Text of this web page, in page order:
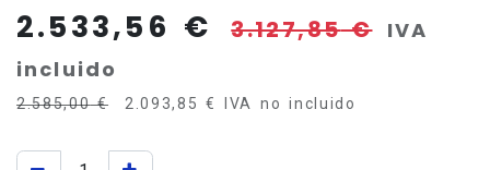
2.533,56 € 3.127,85€ IVA
incluido
2.585,00€ 2.093,85 € IVA no incluido